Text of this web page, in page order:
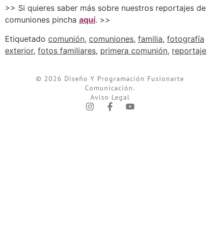
>> Si quieres saber más sobre nuestros reportajes de
comuniones pincha aquí. >>
Etiquetado comunión, comuniones, familia, fotografía
exterior, fotos familiares, primera comunión, reportaje
© 2026 Diseño Y Programación Fusionarte
Comunicación.
Aviso Legal